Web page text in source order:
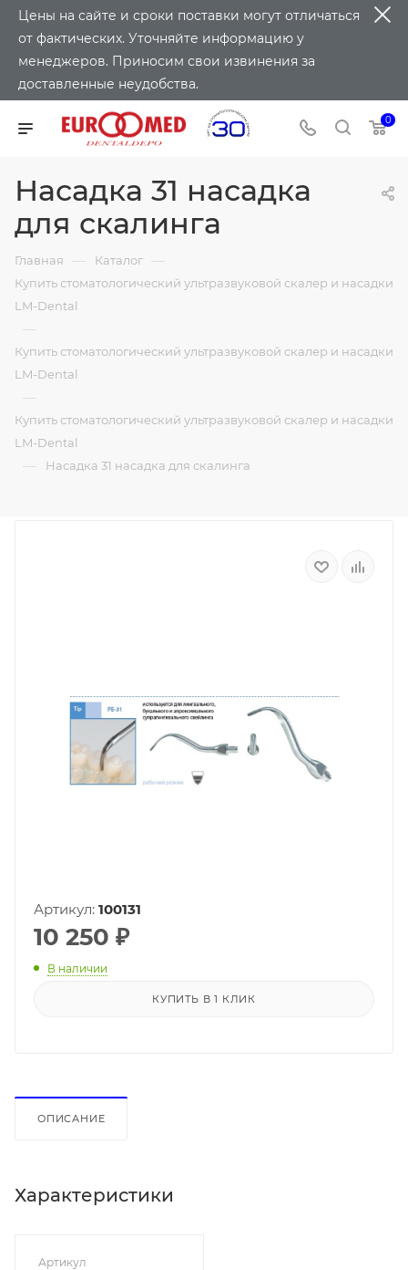
Цены на сайте и сроки поставки могут отличаться
от фактических. Уточняйте информацию у
менеджеров. Приносим свои извинения за
доставленные неудобства.
0
Насадка 31 насадка
для скалинга
Главная — Каталог —
Купить стоматологический ультразвуковой скалер и насадки
LM-Dental
—
Купить стоматологический ультразвуковой скалер и насадки
LM-Dental
—
Купить стоматологический ультразвуковой скалер и насадки
LM-Dental
— Насадка 31 насадка для скалинга
Артикул: 100131
10 250 ₽
В наличии
КУПИТЬ В 1 КЛИК
ОПИСАНИЕ
Характеристики
Артикул